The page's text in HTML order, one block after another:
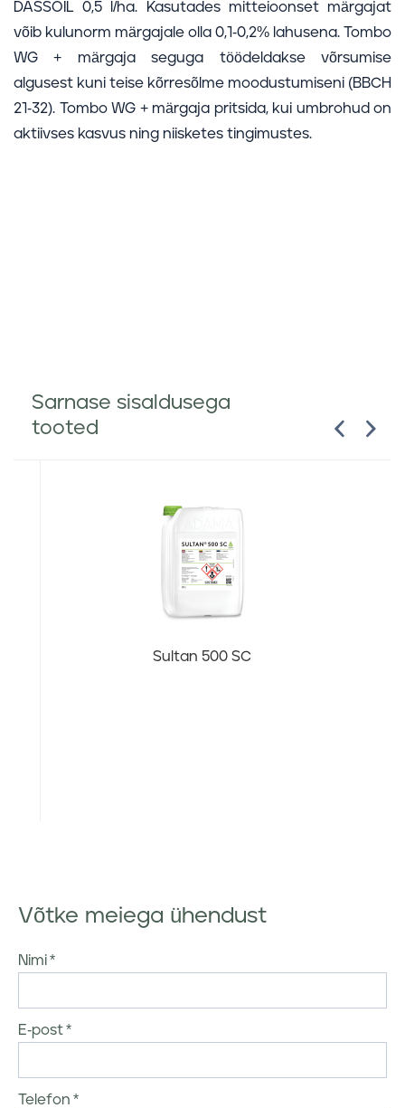
DASSOIL 0,5 l/ha. Kasutades mitteioonset märgajat
võib kulunorm märgajale olla 0,1-0,2% lahusena. Tombo
WG + märgaja seguga töödeldakse võrsumise
algusest kuni teise kõrresõlme moodustumiseni (BBCH
21-32). Tombo WG + märgaja pritsida, kui umbrohud on
aktiivses kasvus ning niisketes tingimustes.
Sarnase sisaldusega
tooted
Sultan 500 SC
Võtke meiega ühendust
Nimi
E-post
Telefon